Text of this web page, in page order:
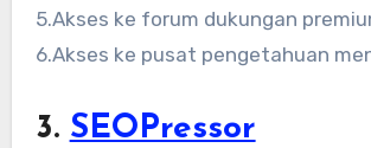
5.Akses ke forum dukungan
6.Akses ke pusat pengetahuan
3. SEOPressor